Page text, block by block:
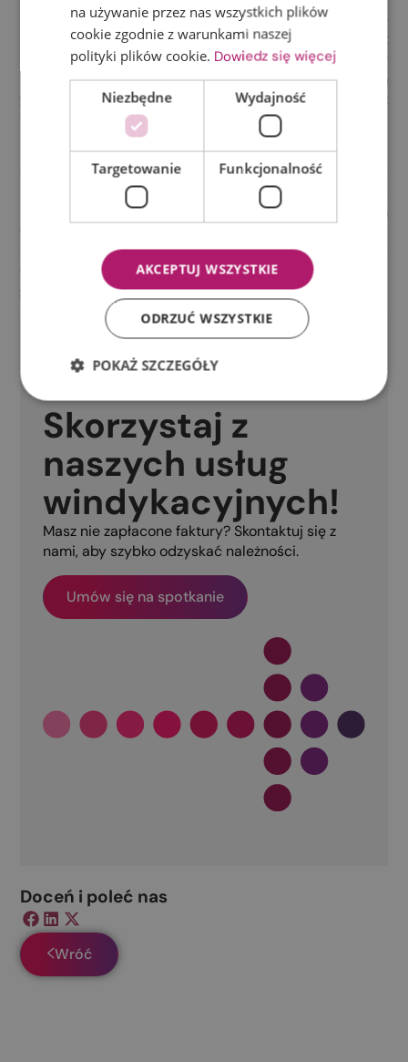
Profesjonalnawindykacja długuto nie tylko działanie
nakierowane na odzyskiwanie pieniędzy, ale też
budowanie zaufania i odpowiedzialne działanie w
imieniu klienta. Współczesna
firma
windykacyjnamusi łączyć skuteczność z
transparentnością i wysokimi standardami etycznymi,
by chronić interesy swoich klientów i reputację marki.
Chcesz odzyskać nieuregulowane należności bez
ryzyka dla swojego wizerunku? Skontaktuj się z
nami! Nasza firma windykacyjna działa
oferujemy skuteczną windykację długu, sprzedaż
wierzytelności i windykację faktur dla firm nie tylko
z Wrocławia, ale i z całej Polski.
Skorzystaj z
naszych usług
windykacyjnych!
Masz nie zapłacone faktury? Skontaktuj się z
nami, aby szybko odzyskać należności.
Umów się na spotkanie
Doceń i poleć nas​
Wróć
na używanie przez nas wszystkich plików
cookie zgodnie z warunkami naszej
polityki plików cookie. Dowiedz się więcej
Niezbędne Wydajność
Targetowanie Funkcjonalność
AKCEPTUJ WSZYSTKIE
ODRZUĆ WSZYSTKIE
POKAŻ SZCZEGÓŁY